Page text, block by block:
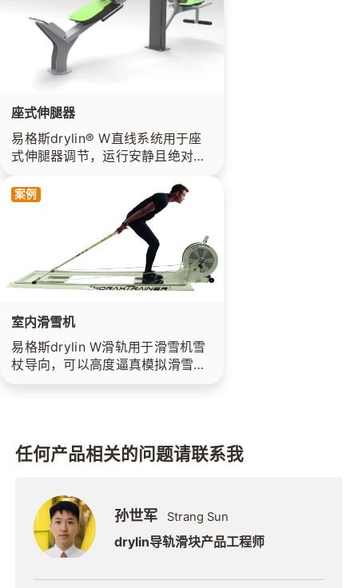
座式伸腿器
易格斯drylin® W直线系统用于座
式伸腿器调节，运行安静且绝对不
案例
室内滑雪机
易格斯drylin W滑轨用于滑雪机雪
杖导向，可以高度逼真模拟滑雪运
任何产品相关的问题请联系我
孙世军 Strang Sun
drylin导轨滑块产品工程师